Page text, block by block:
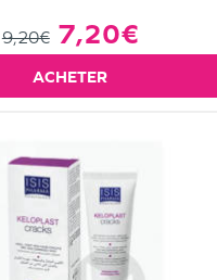
9,20€ 7,20€
ACHETER